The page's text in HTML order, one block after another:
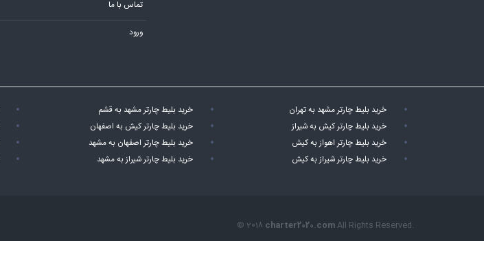
تماس با ما
ورود
خرید بلیط چارتر مشهد به تهران خرید بلیط چارتر مشهد به قشم
خرید بلیط چارتر کیش به شیراز
خرید بلیط چارتر کیش به اصفهان
خرید بلیط چارتر اهواز به کیش
خرید بلیط چارتر اصفهان به مشهد
خرید بلیط چارتر شیراز به کیش
خرید بلیط چارتر شیراز به مشهد
© 2018 charter2020.comAll Rights Reserved.